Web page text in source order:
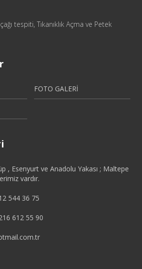
tespiti, Tıkanıklık Açma ve Petek
FOTO GALERİ
, Esenyurt ve Anadolu Yakası ; Maltepe
vardır.
544 36 75
612 55 90